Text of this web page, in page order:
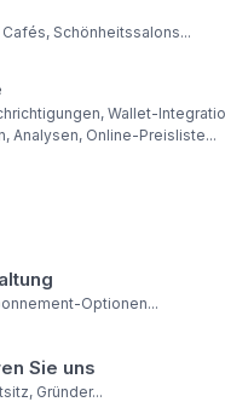
Schönheitssalons...
Wallet-
Analysen, Online-Preisliste...
Optionen...
Sie uns
Gründer...